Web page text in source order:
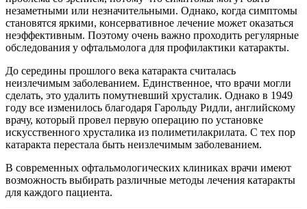
незаметными или незначительными. Однако, когда симптомы
становятся яркими, консервативное лечение может оказаться
неэффективным. Поэтому очень важно проходить регулярные
обследования у офтальмолога для профилактики катаракты.
До середины прошлого века катаракта считалась
неизлечимым заболеванием. Единственное, что врачи могли
сделать, это удалить помутневший хрусталик. Однако в 1949
году все изменилось благодаря Гарольду Ридли, английскому
врачу, который провел первую операцию по установке
искусственного хрусталика из полиметилакрилата. С тех пор
катаракта перестала быть неизлечимым заболеванием.
В современных офтальмологических клиниках врачи имеют
возможность выбирать различные методы лечения катаракты
для каждого пациента.